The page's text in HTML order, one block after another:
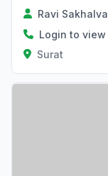
Ravi Sakhalva
Login to view
Surat